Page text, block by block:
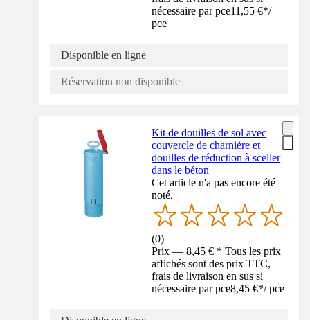
nécessaire par pce11,55 €*/
pce
Disponible en ligne
Réservation non disponible
Kit de douilles de sol avec
couvercle de charnière et
douilles de réduction à sceller
dans le béton
Cet article n'a pas encore été
noté.
(0)
Prix — 8,45 € * Tous les prix
affichés sont des prix TTC,
frais de livraison en sus si
nécessaire par pce8,45 €*/ pce